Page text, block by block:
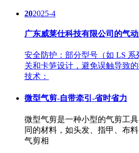
202025-4
广东威莱仕科技有限公司的气
安全防护：部分型号（如 LS
关和卡笋设计，避免误触导致
技术：
微型气剪-自带牵引-省时省力
微型气剪是一种小型的气剪工
同的材料，如头发、指甲、布
气剪相